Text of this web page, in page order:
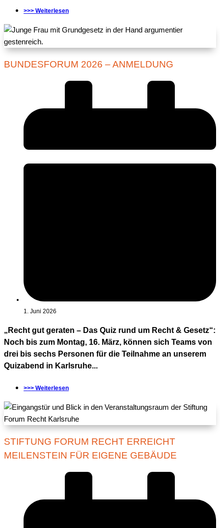
>>> Weiterlesen
BUNDESFORUM 2026 – ANMELDUNG
1. Juni 2026
„Recht gut geraten – Das Quiz rund um Recht & Gesetz“:
Noch bis zum Montag, 16. März, können sich Teams von
drei bis sechs Personen für die Teilnahme an unserem
Quizabend in Karlsruhe...
>>> Weiterlesen
STIFTUNG FORUM RECHT ERREICHT
MEILENSTEIN FÜR EIGENE GEBÄUDE